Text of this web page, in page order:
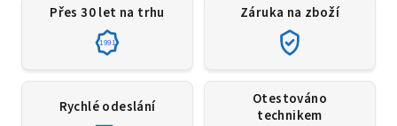
Přes 30 let na trhu
1991
Záruka na zboží
Rychlé odeslání
Otestováno
technikem